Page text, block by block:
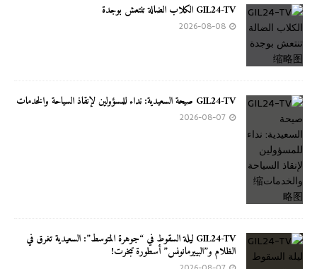
GIL24-TV الكلاب الضالة تنتعش بوجدة
2026-08-08
GIL24-TV صيحة السعيدية: نداء للمسؤولين لإنقاذ السياحة والخدمات
2026-08-07
GIL24-TV ليلة السقوط في “جوهرة المتوسط”: السعيدية تغرق في
الظلام و”البييرمانونس” أسطورة تبخرت!